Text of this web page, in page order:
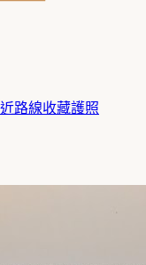
路線收藏護照